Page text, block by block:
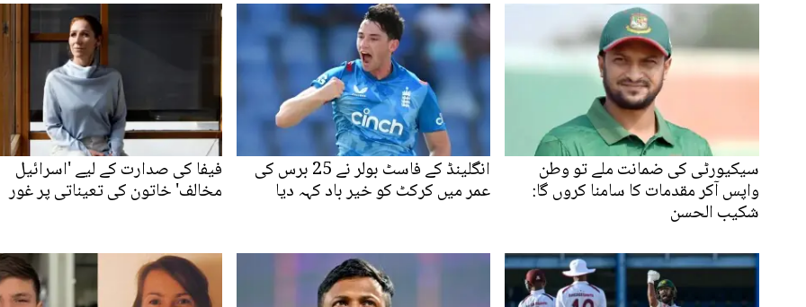
سیکیورٹی کی ضمانت ملے تو وطن
واپس آکر مقدمات کا سامنا کروں گا:
شکیب الحسن
انگلینڈ کے فاسٹ بولر نے 25 برس کی
عمر میں کرکٹ کو خیر باد کہہ دیا
فیفا کی صدارت کے لیے 'اسرائیل
مخالف' خاتون کی تعیناتی پر غور